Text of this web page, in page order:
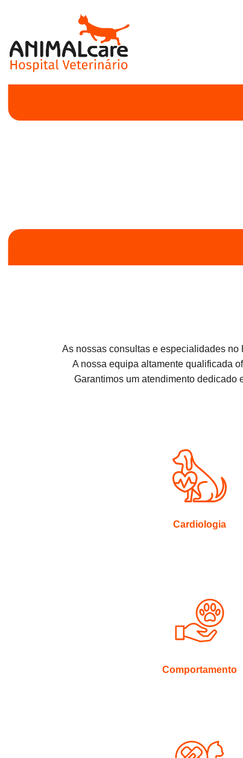
As nossas consultas e especialidades
A nossa equipa altamente qualificada
Garantimos um atendimento dedicado
Cardiologia
Comportamento